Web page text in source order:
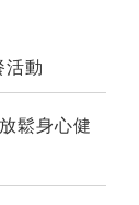
活動
鬆身心健